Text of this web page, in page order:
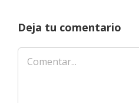
Deja tu comentario
Comentar